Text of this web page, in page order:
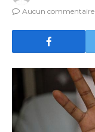
Aucun commentaire